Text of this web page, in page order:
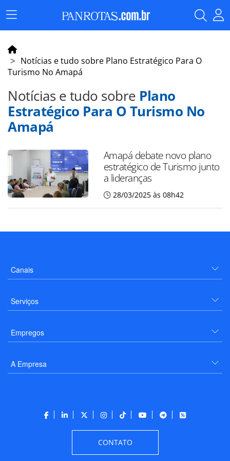
Menu
Principal
Notícias e tudo sobre Plano Estratégico Para O
Turismo No Amapá
Notícias e tudo sobre Plano
Estratégico Para O Turismo No
Amapá
Amapá debate novo plano
estratégico de Turismo junto
a lideranças
28/03/2025 às 08h42
Canais
Serviços
Empregos
A Empresa
CONTATO